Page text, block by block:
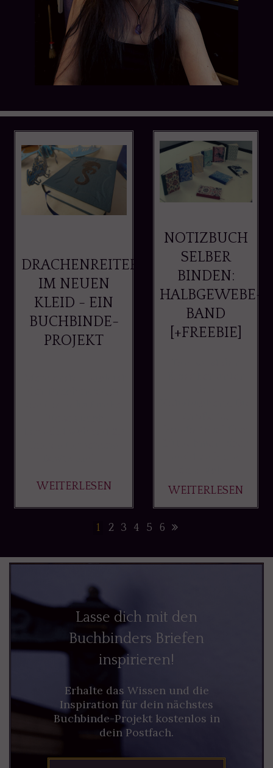
DRACHENREITER
IM NEUEN
KLEID - EIN
BUCHBINDE-
PROJEKT
WEITERLESEN
NOTIZBUCH
SELBER
BINDEN:
HALBGEWEBE-
BAND
[+FREEBIE]
WEITERLESEN
1 2 3 4 5 6
Lasse dich mit den
Buchbinders Briefen
inspirieren!
Erhalte das Wissen und die
Inspiration für dein nächstes
Buchbinde-Projekt kostenlos in
dein Postfach.